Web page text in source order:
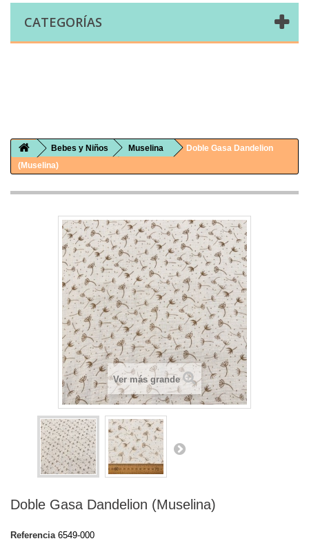
CATEGORÍAS
Bebes y Niños Muselina
Doble Gasa Dandelion
(Muselina)
Ver más grande
Doble Gasa Dandelion (Muselina)
Referencia 6549-000